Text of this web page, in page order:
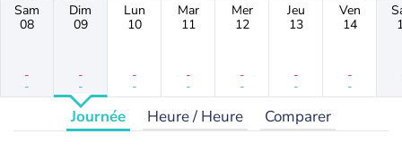
Sam
08
-
-
Dim
09
-
-
Lun
10
-
-
Mar
11
-
-
Mer
12
-
-
Jeu
13
-
-
Ven
14
-
-
Journée Heure / Heure Comparer